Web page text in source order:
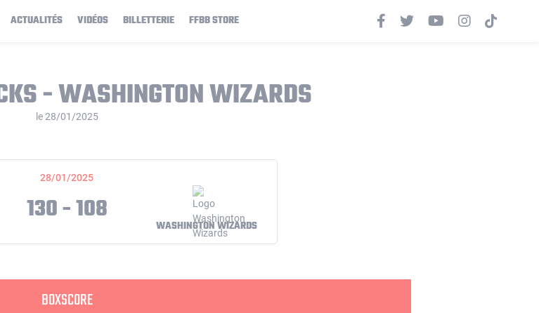
ACTUALITÉS VIDÉOS BILLETTERIE FFBB STORE
- WASHINGTON WIZARDS
le 28/01/2025
28/01/2025
130 - 108 WASHINGTON WIZARDS
BOXSCORE